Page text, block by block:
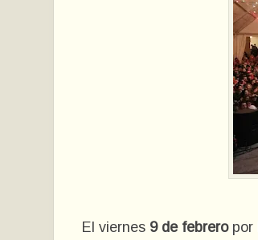
El viernes 9 de febrero por